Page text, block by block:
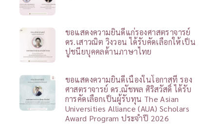
ขอแสดงความยินดีแก่รองศาสตราจารย์
ดร.เสาวณิต วิงวอน ได้รับคัดเลือกให้เป็น
ปูชนียบุคคลด้านภาษาไทย
ขอแสดงความยินดีเนื่องในโอกาสที่ รอง
ศาสตราจารย์ ดร.ณัชพล ศิริสวัสดิ์ ได้รับ
การคัดเลือกเป็นผู้รับทุน The Asian
Universities Alliance (AUA) Scholars
Award Program ประจำปี 2026